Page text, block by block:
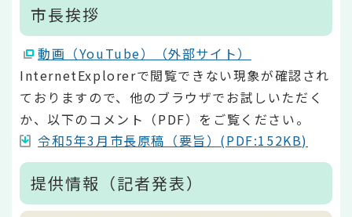
市長挨拶
動画（YouTube）（外部サイト）
InternetExplorerで閲覧できない現象が確認され
ておりますので、他のブラウザでお試しいただく
か、以下のコメント（PDF）をご覧ください。
令和5年3月市長原稿（要旨）(PDF:152KB)
提供情報（記者発表）